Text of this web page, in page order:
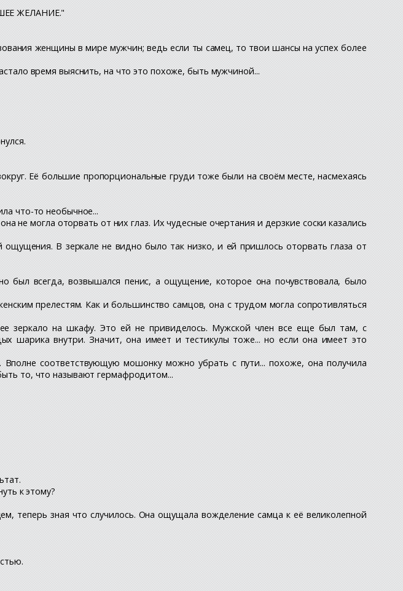
ЖЕЛАНИЕ."
женщины в мире мужчин; ведь если ты самец, то твои шансы на успех более
время выяснить, на что это похоже, быть мужчиной...
Её большие пропорциональные груди тоже были на своём месте, насмехаясь
что-то необычное...
не могла оторвать от них глаз. Их чудесные очертания и дерзкие соски казались
В зеркале не видно было так низко, и ей пришлось оторвать глаза от
был всегда, возвышался пенис, а ощущение, которое она почувствовала, было
прелестям. Как и большинство самцов, она с трудом могла сопротивляться
зеркало на шкафу. Это ей не привиделось. Мужской член все еще был там, с
шарика внутри. Значит, она имеет и тестикулы тоже... но если она имеет это
соответствующую мошонку можно убрать с пути... похоже, она получила
то, что называют гермафродитом...
к этому?
теперь зная что случилось. Она ощущала вожделение самца к её великолепной